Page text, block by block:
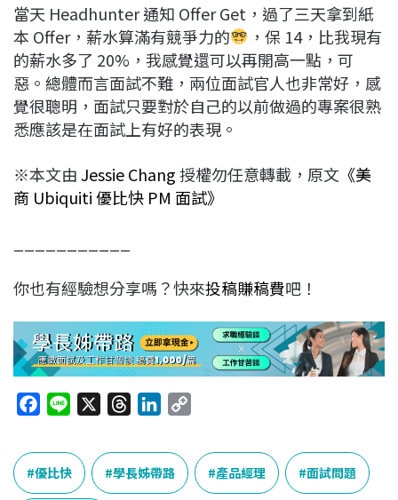
當天 Headhunter 通知 Offer Get，過了三天拿到紙
本 Offer，薪水算滿有競爭力的
，保 14，比我現有
的薪水多了 20%，我感覺還可以再開高一點，可
惡。總體而言面試不難，兩位面試官人也非常好，感
覺很聰明，面試只要對於自己的以前做過的專案很熟
悉應該是在面試上有好的表現。
※本文由Jessie Chang授權勿任意轉載，原文 《美
商 Ubiquiti 優比快 PM 面試》
你也有經驗想分享嗎？快來投稿賺稿費吧！
c
e
n
e
r
e
n
k
y
優比快 學長姊帶路 產品經理 面試問題